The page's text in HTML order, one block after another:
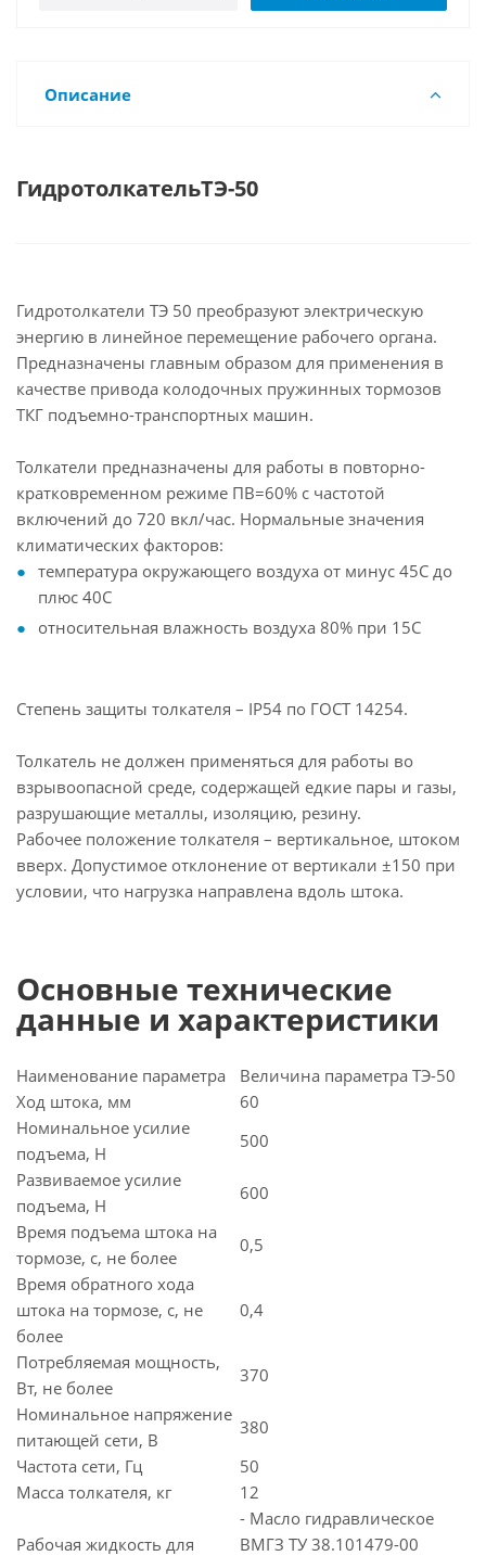
Описание
ГидротолкательТЭ-50
Гидротолкатели ТЭ 50 преобразуют электрическую
энергию в линейное перемещение рабочего органа.
Предназначены главным образом для применения в
качестве привода колодочных пружинных тормозов
ТКГ подъемно-транспортных машин.
Толкатели предназначены для работы в повторно-
кратковременном режиме ПВ=60% с частотой
включений до 720 вкл/час. Нормальные значения
климатических факторов:
температура окружающего воздуха от минус 45С до
плюс 40С
относительная влажность воздуха 80% при 15С
Степень защиты толкателя – IP54 по ГОСТ 14254.
Толкатель не должен применяться для работы во
взрывоопасной среде, содержащей едкие пары и газы,
разрушающие металлы, изоляцию, резину.
Рабочее положение толкателя – вертикальное, штоком
вверх. Допустимое отклонение от вертикали ±150 при
условии, что нагрузка направлена вдоль штока.
Основные технические
данные и характеристики
Наименование параметра
Величина параметра ТЭ-50
Ход штока, мм
60
Номинальное усилие
подъема, Н
500
Развиваемое усилие
подъема, Н
600
Время подъема штока на
тормозе, с, не более
0,5
Время обратного хода
штока на тормозе, с, не
более
0,4
Потребляемая мощность,
Вт, не более
370
Номинальное напряжение
питающей сети, В
380
Частота сети, Гц
50
Масса толкателя, кг
12
Рабочая жидкость для
- Масло гидравлическое
ВМГЗ ТУ 38.101479-00